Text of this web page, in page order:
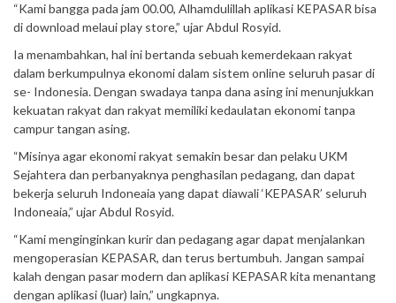
“Kami bangga pada jam 00.00, Alhamdulillah aplikasi KEPASAR bisa
di download melaui play store,” ujar Abdul Rosyid.
Ia menambahkan, hal ini bertanda sebuah kemerdekaan rakyat
dalam berkumpulnya ekonomi dalam sistem online seluruh pasar di
se- Indonesia. Dengan swadaya tanpa dana asing ini menunjukkan
kekuatan rakyat dan rakyat memiliki kedaulatan ekonomi tanpa
campur tangan asing.
“Misinya agar ekonomi rakyat semakin besar dan pelaku UKM
Sejahtera dan perbanyaknya penghasilan pedagang, dan dapat
bekerja seluruh Indoneaia yang dapat diawali ‘KEPASAR’ seluruh
Indoneaia,” ujar Abdul Rosyid.
“Kami menginginkan kurir dan pedagang agar dapat menjalankan
mengoperasian KEPASAR, dan terus bertumbuh. Jangan sampai
kalah dengan pasar modern dan aplikasi KEPASAR kita menantang
dengan aplikasi (luar) lain,” ungkapnya.